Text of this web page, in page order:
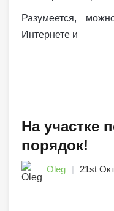
Разумеется,
Интернете и
На участке
порядок!
Oleg 21st